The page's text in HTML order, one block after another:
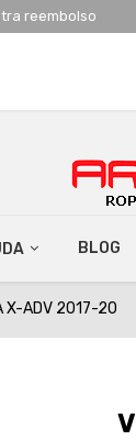
reembolso
BLOG
X-ADV 2017-20